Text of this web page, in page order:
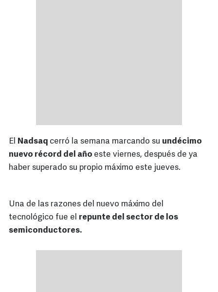
El Nadsaq cerró la semana marcando su undécimo
nuevo récord del año este viernes, después de ya
haber superado su propio máximo este jueves.
Una de las razones del nuevo máximo del
tecnológico fue el repunte del sector de los
semiconductores.